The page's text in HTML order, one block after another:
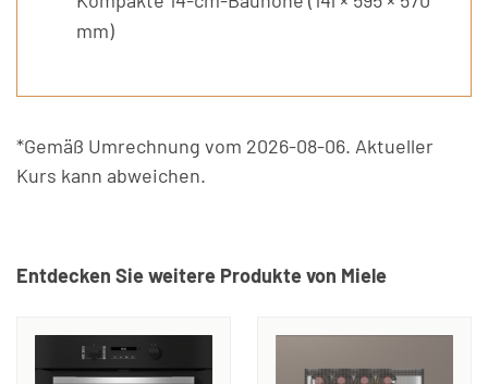
mm)
*Gemäß Umrechnung vom 2026-08-06. Aktueller
Kurs kann abweichen.
Entdecken Sie weitere Produkte von Miele